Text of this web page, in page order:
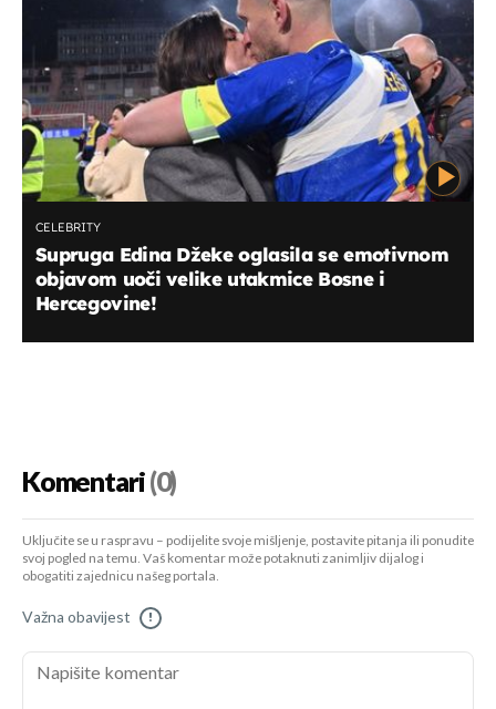
CELEBRITY
Supruga Edina Džeke oglasila se emotivnom
objavom uoči velike utakmice Bosne i
Hercegovine!
Komentari(0)
Uključite se u raspravu – podijelite svoje mišljenje, postavite pitanja ili ponudite
svoj pogled na temu. Vaš komentar može potaknuti zanimljiv dijalog i
obogatiti zajednicu našeg portala.
Važna obavijest !